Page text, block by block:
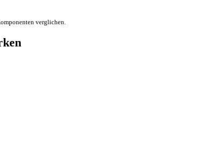
verglichen.